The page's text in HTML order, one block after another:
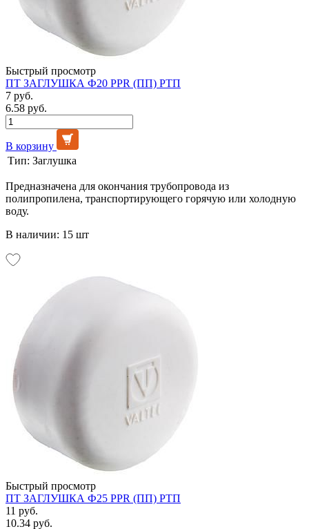
Быстрый просмотр
ПТ ЗАГЛУШКА Ф20 PPR (ПП) РТП
7 руб.
6.58 руб.
В корзину
Тип: Заглушка
Предназначена для окончания трубопровода из
полипропилена, транспортирующего горячую или холодную
воду.
В наличии: 15 шт
Быстрый просмотр
ПТ ЗАГЛУШКА Ф25 PPR (ПП) РТП
11 руб.
10.34 руб.